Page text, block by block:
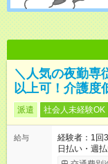
＼人気の夜勤専
以上可！介護度
派遣 社会人未経験OK
給与
経験者：1
日払い・週